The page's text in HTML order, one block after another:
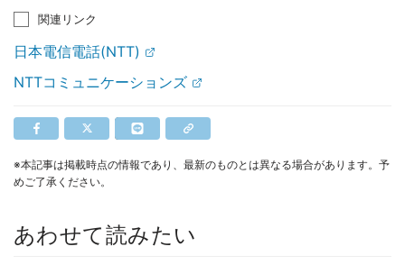
関連リンク
日本電信電話(NTT)
NTTコミュニケーションズ
※本記事は掲載時点の情報であり、最新のものとは異なる場合があります。予
めご了承ください。
あわせて読みたい